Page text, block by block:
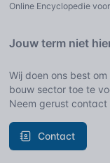
Online Encyclopedie
Jouw term niet
Wij doen ons best
bouw sector toe te
Neem gerust contact
Contact